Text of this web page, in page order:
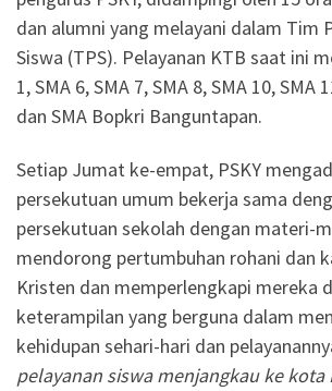
dan alumni yang melayani dalam Tim
Siswa (TPS). Pelayanan KTB saat ini
1, SMA 6, SMA 7, SMA 8, SMA 10, SMA
dan SMA Bopkri Banguntapan.
Setiap Jumat ke-empat, PSKY
persekutuan umum bekerja sama
persekutuan sekolah dengan materi-
mendorong pertumbuhan rohani dan
Kristen dan memperlengkapi mereka
keterampilan yang berguna dalam
kehidupan sehari-hari dan
pelayanan siswa menjangkau ke kota